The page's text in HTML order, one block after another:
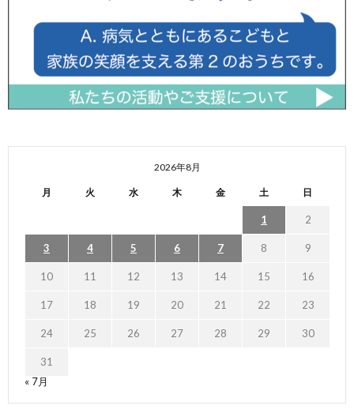
2026年8月
月 火 水 木 金 土 日
1 2
3 4 5 6 7 8 9
10 11 12 13 14 15 16
17 18 19 20 21 22 23
24 25 26 27 28 29 30
31
« 7月